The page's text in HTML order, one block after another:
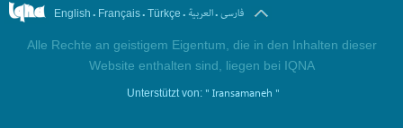
English . Français. Türkçe . العربیة.فارسی
Alle Rechte an geistigem Eigentum, die in den Inhalten dieser
Website enthalten sind, liegen bei IQNA
Unterstützt von: " Iransamaneh "